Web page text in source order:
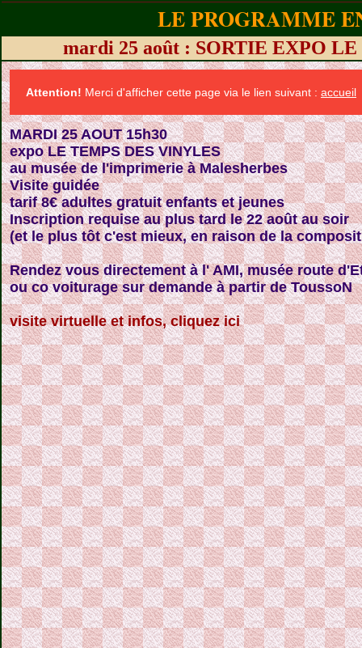
LE PROGRAMME
mardi 25 août : SORTIE EXPO
Attention! Merci d'afficher cette page via le lien suivant : accueil
MARDI 25 AOUT 15h30
expo LE TEMPS DES VINYLES
au musée de l'imprimerie à Malesherbes
Visite guidée
tarif 8€ adultes gratuit enfants et jeunes
Inscription requise au plus tard le 22 août au soir
(et le plus tôt c'est mieux, en raison de la
Rendez vous directement à l' AMI, musée route
ou co voiturage sur demande à partir de ToussoN
visite virtuelle et infos, cliquez ici